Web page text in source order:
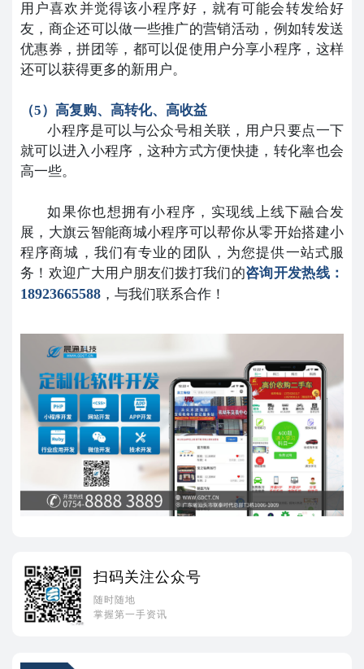
用户喜欢并觉得该小程序好，就有可能会转发给好
友，商企还可以做一些推广的营销活动，例如转发送
优惠券，拼团等，都可以促使用户分享小程序，这样
还可以获得更多的新用户。
（5）高复购、高转化、高收益
小程序是可以与公众号相关联，用户只要点一下
就可以进入小程序，这种方式方便快捷，转化率也会
高一些。
如果你也想拥有小程序，实现线上线下融合发
展，大旗云智能商城小程序可以帮你从零开始搭建小
程序商城，我们有专业的团队，为您提供一站式服
务！欢迎广大用户朋友们拨打我们的咨询开发热线：
18923665588 ，与我们联系合作！
扫码关注公众号
随时随地
掌握第一手资讯